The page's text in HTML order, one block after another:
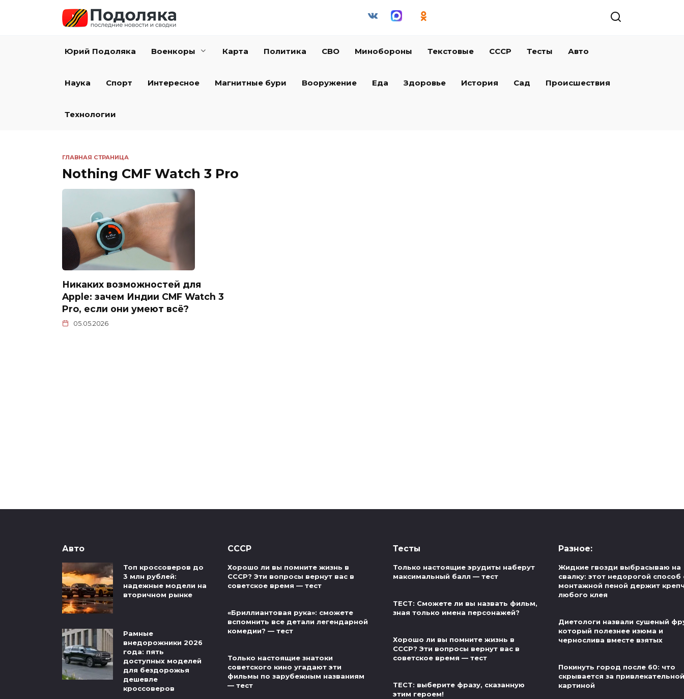
Юрий Подоляка Военкоры Карта Политика СВО Минобороны Текстовые СССР Тесты Авто
Наука Спорт Интересное Магнитные бури Вооружение Еда Здоровье История Сад Происшествия
Технологии
ГЛАВНАЯ СТРАНИЦА
Nothing CMF Watch 3 Pro
Никаких возможностей для
Apple: зачем Индии CMF Watch 3
Pro, если они умеют всё?
05.05.2026
Авто
Топ кроссоверов до
3 млн рублей:
надежные модели на
вторичном рынке
Рамные
внедорожники 2026
года: пять
доступных моделей
для бездорожья
дешевле
кроссоверов
СССР
Хорошо ли вы помните жизнь в
СССР? Эти вопросы вернут вас в
советское время — тест
«Бриллиантовая рука»: сможете
вспомнить все детали легендарной
комедии? — тест
Только настоящие знатоки
советского кино угадают эти
фильмы по зарубежным названиям
— тест
Тесты
Только настоящие эрудиты наберут
максимальный балл — тест
ТЕСТ: Сможете ли вы назвать фильм,
зная только имена персонажей?
Хорошо ли вы помните жизнь в
СССР? Эти вопросы вернут вас в
советское время — тест
ТЕСТ: выберите фразу, сказанную
этим героем!
Разное:
Жидкие гвозди выбрасываю на
свалку: этот недорогой способ
монтажной пеной держит
любого клея
Диетологи назвали сушеный
который полезнее изюма и
чернослива вместе взятых
Покинуть город после 60: что
скрывается за привлекательной
картиной